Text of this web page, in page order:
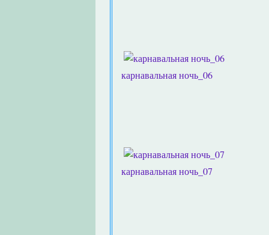
карнавальная ночь_06
карнавальная ночь_07